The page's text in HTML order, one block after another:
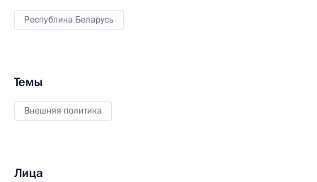
Республика Беларусь
Темы
Внешняя политика
Лица